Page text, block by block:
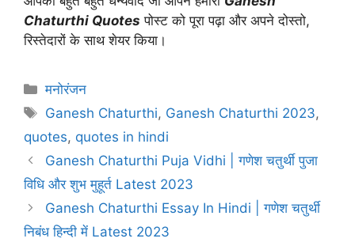
Chaturthi Quotes पोस्ट को पूरा पढ़ा और अपने दोस्तो,
रिस्तेदारों के साथ शेयर किया ।
Categories
मनोरंजन
Tags
Ganesh Chaturthi, Ganesh Chaturthi 2023,
quotes, quotes in hindi
Ganesh Chaturthi Puja Vidhi | गणेश चतुर्थी पुजा
विधि और शुभ मुहूर्त Latest 2023
Ganesh Chaturthi Essay In Hindi | गणेश चतुर्थी
निबंध हिन्दी में Latest 2023